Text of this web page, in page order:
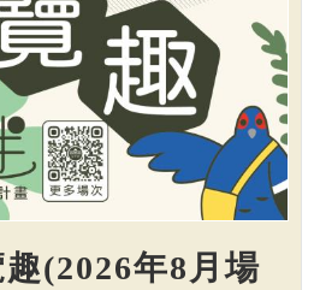
(2026年8月場